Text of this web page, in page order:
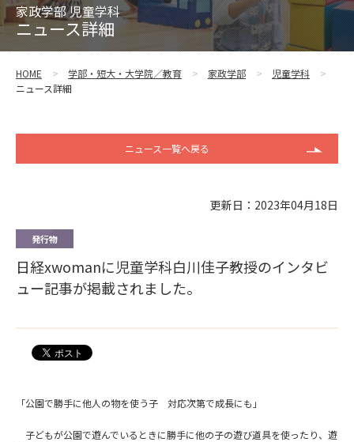
家政学部 児童学科
ニュース詳細
HOME 学部・短大・大学院／教育 家政学部
児童学科
ニュース詳細
ニュース一覧へ戻る
更新日：2023年04月18日
発行物
日経xwomanに児童学科白川佳子教授のインタビ
ュー記事が掲載されました。
「公園で勝手に他人の物を使う子 対応次第で成長にも」
子どもが公園で遊んでいるときに勝手に他の子の遊び道具を使った り、遊